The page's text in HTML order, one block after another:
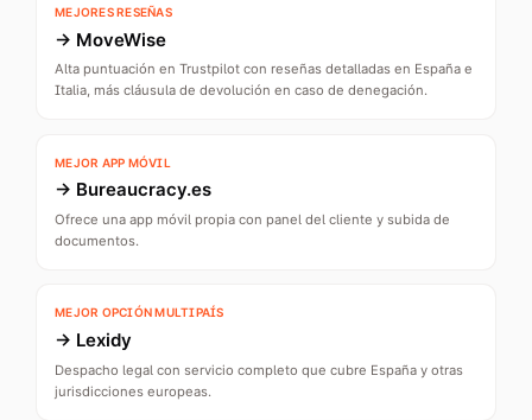
MEJORES RESEÑAS
→ MoveWise
Alta puntuación en Trustpilot con reseñas detalladas en España e
Italia, más cláusula de devolución en caso de denegación.
MEJOR APP MÓVIL
→ Bureaucracy.es
Ofrece una app móvil propia con panel del cliente y subida de
documentos.
MEJOR OPCIÓN MULTIPAÍS
→ Lexidy
Despacho legal con servicio completo que cubre España y otras
jurisdicciones europeas.